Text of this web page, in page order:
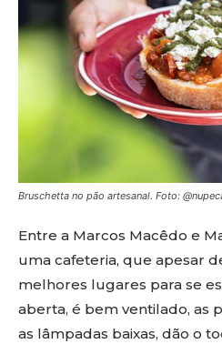
Bruschetta no pão artesanal. Foto:
Entre a Marcos Macêdo e
uma cafeteria, que apesar
melhores lugares para se
aberta, é bem ventilado, as
as lâmpadas baixas, dão o